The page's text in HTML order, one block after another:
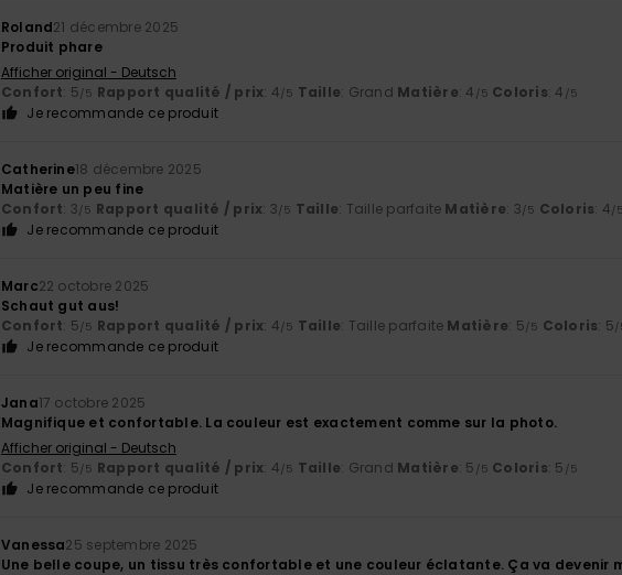
Roland21 décembre 2025
Produit phare
Afficher original - Deutsch
Confort: 5/5 Rapport qualité / prix: 4/5 Taille: Grand Matière: 4 /5 Coloris: 4 /5
Je recommande ce produit
Catherine18 décembre 2025
Matière un peu fine
Confort: 3/5 Rapport qualité / prix: 3/5 Taille: Taille parfaite Matière: 3/5 Coloris: 4/5
Je recommande ce produit
Marc22 octobre 2025
Schaut gut aus!
Confort: 5/5 Rapport qualité / prix: 4/5 Taille: Taille parfaite Matière: 5/5 Coloris: 5/
Je recommande ce produit
Jana17 octobre 2025
Magnifique et confortable. La couleur est exactement comme sur la photo.
Afficher original - Deutsch
Confort: 5/5 Rapport qualité / prix: 4/5 Taille: Grand Matière: 5 /5 Coloris: 5 /5
Je recommande ce produit
Vanessa25 septembre 2025
Une belle coupe, un tissu très confortable et une couleur éclatante. Ça va devenir